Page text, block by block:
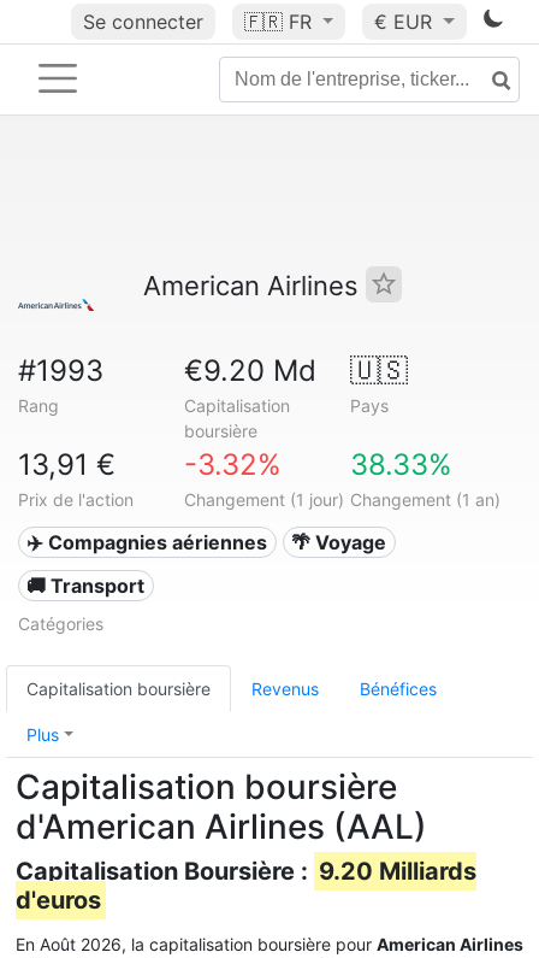
Se connecter 🇫🇷 FR € EUR
American Airlines
#1993
Rang
€9.20 Md
Capitalisation
boursière
🇺🇸
Pays
13,91 €
Prix de l'action
-3.32%
Changement (1 jour)
38.33%
Changement (1 an)
✈️ Compagnies aériennes
🌴 Voyage
🚚 Transport
Catégories
Capitalisation boursière Revenus Bénéfices
Plus
Capitalisation boursière
d'American Airlines (AAL)
Capitalisation Boursière : 9.20 Milliards
d'euros
En Août 2026, la capitalisation boursière pour American Airlines